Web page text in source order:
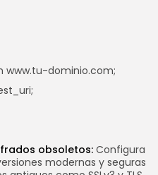
www.tu-dominio.com;
obsoletos:Configura
modernas y seguras